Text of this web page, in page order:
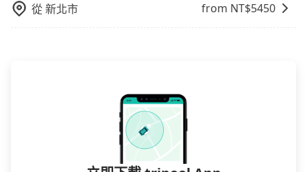
從新北市 from NT$5450